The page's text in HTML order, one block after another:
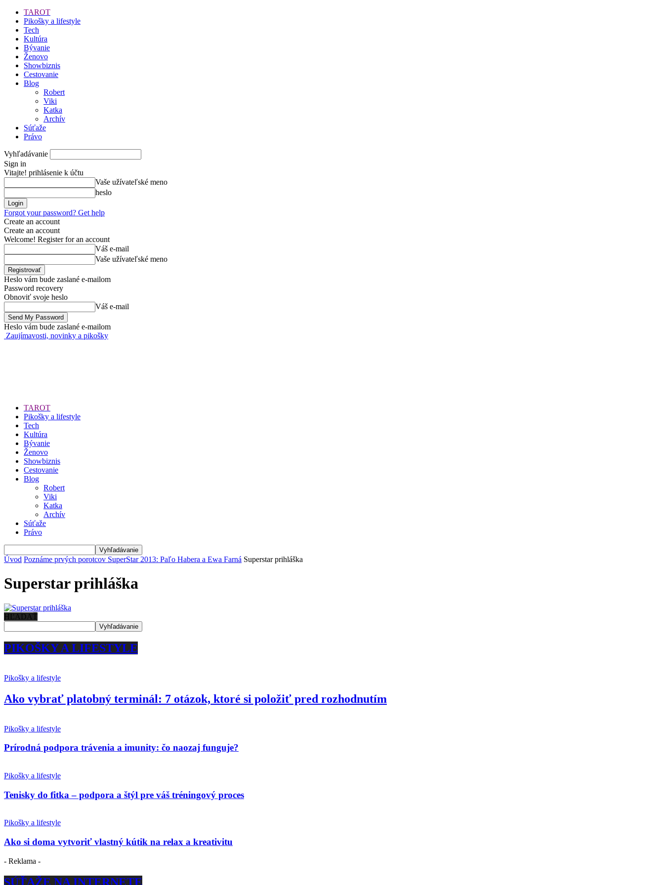
TAROT
Pikošky a lifestyle
Tech
Kultúra
Bývanie
Ženovo
Showbiznis
Cestovanie
Blog
Robert
Viki
Katka
Archív
Súťaže
Právo
Vyhľadávanie
Sign in
Vitajte! prihlásenie k účtu
Vaše užívateľské meno
heslo
Forgot your password? Get help
Create an account
Create an account
Welcome! Register for an account
Váš e-mail
Vaše užívateľské meno
Heslo vám bude zaslané e-mailom
Password recovery
Obnoviť svoje heslo
Váš e-mail
Heslo vám bude zaslané e-mailom
Zaujímavosti, novinky a pikošky
TAROT
Pikošky a lifestyle
Tech
Kultúra
Bývanie
Ženovo
Showbiznis
Cestovanie
Blog
Robert
Viki
Katka
Archív
Súťaže
Právo
Úvod Poznáme prvých porotcov SuperStar 2013: Paľo Habera a Ewa Farná Superstar prihláška
Superstar prihláška
HĽADAŤ
PIKOŠKY A LIFESTYLE
Pikošky a lifestyle
Ako vybrať platobný terminál: 7 otázok, ktoré si položiť pred rozhodnutím
Pikošky a lifestyle
Prírodná podpora trávenia a imunity: čo naozaj funguje?
Pikošky a lifestyle
Tenisky do fitka – podpora a štýl pre váš tréningový proces
Pikošky a lifestyle
Ako si doma vytvoriť vlastný kútik na relax a kreativitu
- Reklama -
SÚŤAŽE NA INTERNETE